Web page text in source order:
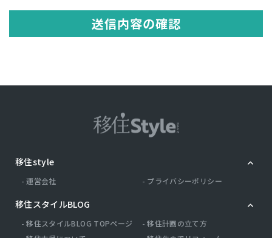
情報」以外のものをいい，ご利用いただいたサービスやご購入いただ
いた商品，ご覧になったページや広告の履歴，ユーザーが検索された
検索キーワード，ご利用日時，ご利用の方法，ご利用環境，郵便番号
第２条（プライバシー情報の収集方法）
番号，メールアドレス，銀行口座番号，クレジットカード番号，運転
免許証番号などの個人情報をお尋ねすることがあります。また，ユー
ザーと提携先などとの間でなされたユーザーの個人情報を含む取引記
配信先などを含みます。以下，｢提携先｣といいます。）などから収集
することがあります。 当社は，ユーザーについて，利用したサービス
やソフトウエア，購入した商品，閲覧したページや広告の履歴，検索
じてご利用の場合の当該端末の通信状態，利用に際しての各種設定情
報なども含みます），IPアドレス，クッキー情報，位置情報，端末の
個体識別情報などの履歴情報および特性情報を，ユーザーが当社や提
携先のサービスを利用しまたはページを閲覧する際に収集します。
送信内容の確認
移住style
運営会社 プライバシーポリシー
移住スタイルBLOG
移住スタイルBLOG TOPページ
移住計画の立て方